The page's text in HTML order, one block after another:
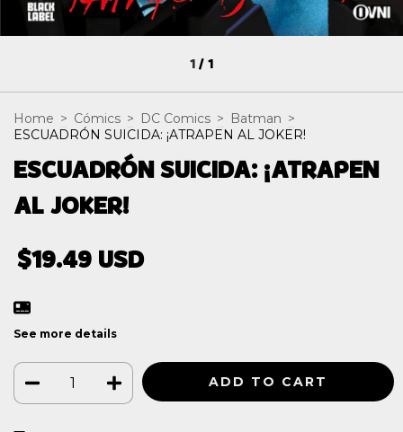
1/1
Home > Cómics > DC Comics > Batman >
ESCUADRÓN SUICIDA: ¡ATRAPEN AL JOKER!
ESCUADRÓN SUICIDA: ¡ATRAPEN
AL JOKER!
$19.49 USD
See more details